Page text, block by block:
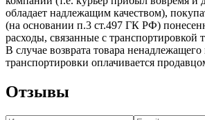
обладает надлежащим качеством),
(на основании п.3 ст.497 ГК РФ)
расходы, связанные с транспортировкой
В случае возврата товара ненадлежащего
транспортировки оплачивается
Отзывы